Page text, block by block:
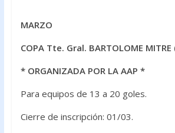
MARZO
COPA Tte. Gral. BARTOLOME MITRE
* ORGANIZADA POR LA AAP *
Para equipos de 13 a 20 goles.
Cierre de inscripción: 01/03.